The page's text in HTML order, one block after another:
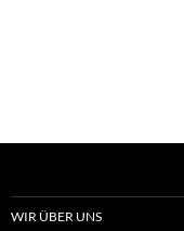
WIR ÜBER UNS